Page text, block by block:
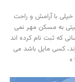
با آرامش و راحت
به مسکن مهر نمی
که ثبت نام کرده اند
کسی مایل باشد می
»